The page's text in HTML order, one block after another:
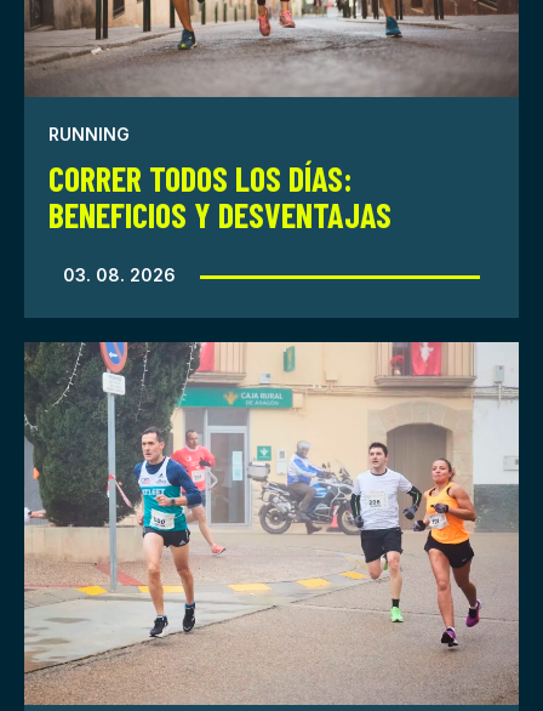
RUNNING
CORRER TODOS LOS DÍAS:
BENEFICIOS Y DESVENTAJAS
03. 08. 2026